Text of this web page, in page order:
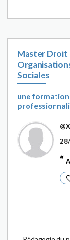
Master Droit
Sociales
une